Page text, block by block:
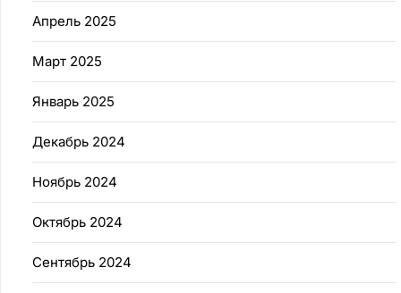
Апрель 2025
Март 2025
Январь 2025
Декабрь 2024
Ноябрь 2024
Октябрь 2024
Сентябрь 2024